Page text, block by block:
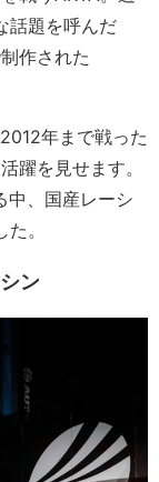
話題を呼んだ
作された
年まで戦った
躍を見せます。
中、国産レーシ
。
ン